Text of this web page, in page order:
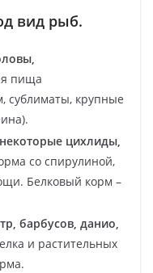
вид рыб.
пища
сублиматы, крупные
цихлиды,
со спирулиной,
Белковый корм –
барбусов, данио,
и растительных